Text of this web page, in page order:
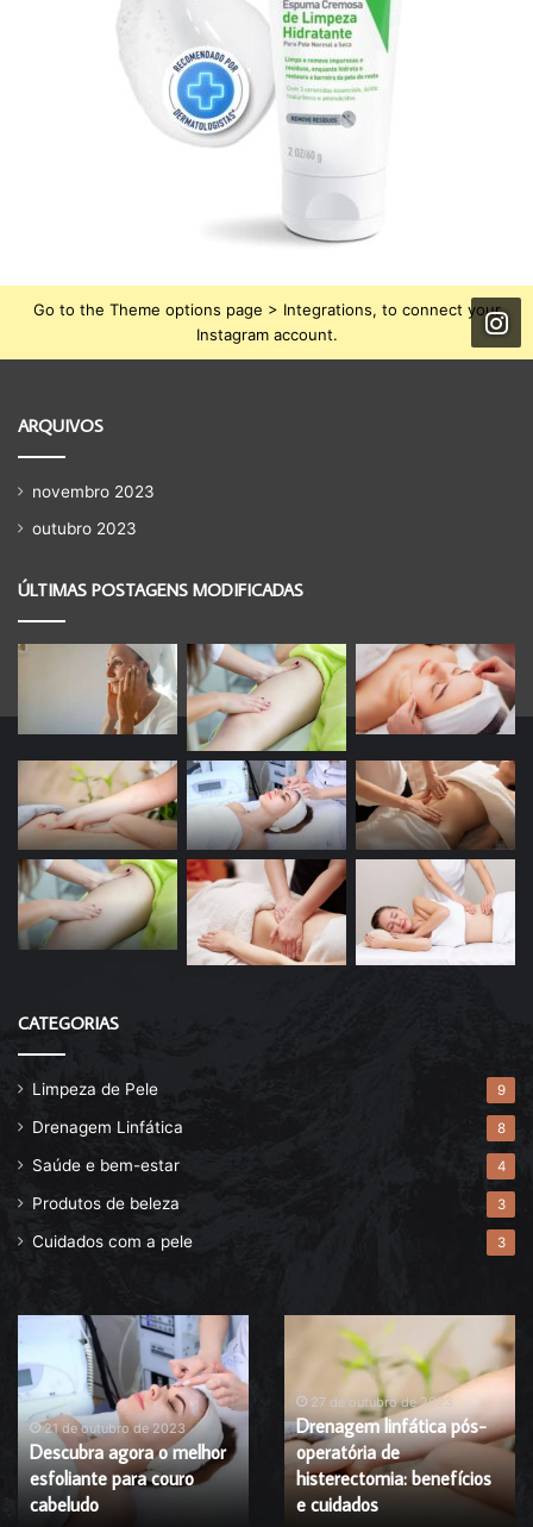
Go to the Theme options page > Integrations, to connect your
Instagram account.
ARQUIVOS
novembro 2023
outubro 2023
ÚLTIMAS POSTAGENS MODIFICADAS
CATEGORIAS
Limpeza de Pele 9
Drenagem Linfática 8
Saúde e bem-estar 4
Produtos de beleza 3
Cuidados com a pele 3
Descubra
o
melhor
esfoliante
para
couro
cabeludo
21 de outubro de 2023
Descubra agora o melhor
esfoliante para couro
cabeludo
Drenagem
operatória
de
histerectomia:
benefícios
27 de outubro de 2023
Drenagem linfática pós-
operatória de
histerectomia: benefícios
e cuidados